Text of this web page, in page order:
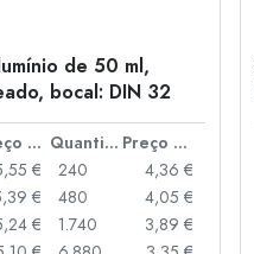
de 50 ml,
bocal: DIN 32
Preço por peça Quantidade
Preço por peça
€
€
€
240
4,36 €
480
4,05 €
1.740
3,89 €